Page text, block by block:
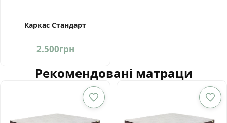
Каркас Стандарт
2.500грн
Рекомендовані матраци